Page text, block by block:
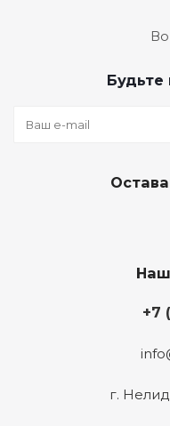
Будьте
+7
г.